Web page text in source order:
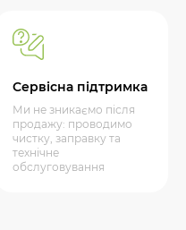
Сервісна підтримка
Ми не зникаємо після
продажу: проводимо
чистку, заправку та
технічне
обслуговування